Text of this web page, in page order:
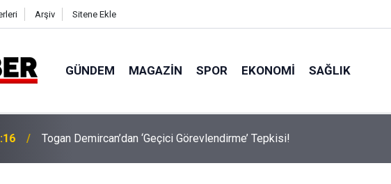
Arşiv Sitene Ekle
GÜNDEM MAGAZIN SPOR EKONOMI SAĞLIK
Togan Demircan’dan ‘Geçici Görevlendirme’ Tepkisi!